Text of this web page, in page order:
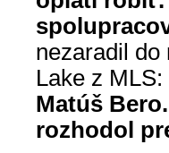
nezaradil do
Lake z MLS:
Matúš
rozhodol